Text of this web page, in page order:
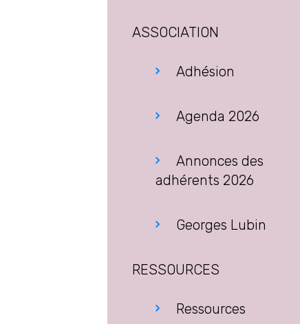
ASSOCIATION
Adhésion
Agenda 2026
Annonces des
adhérents 2026
Georges Lubin
RESSOURCES
Ressources